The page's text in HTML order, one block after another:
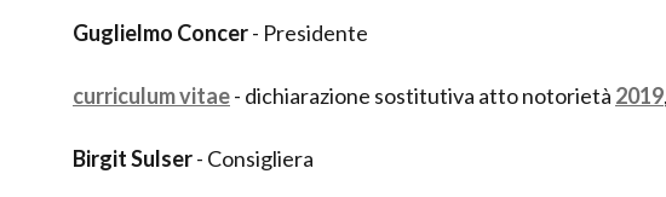
Guglielmo Concer- Presidente
curriculum vitae- dichiarazione sostitutiva atto notorietà 2019,
Birgit Sulser- Consigliera